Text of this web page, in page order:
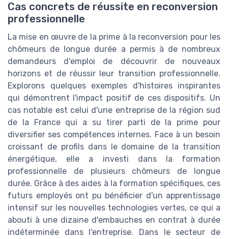
Cas concrets de réussite en reconversion
professionnelle
La mise en œuvre de la prime à la reconversion pour les
chômeurs de longue durée a permis à de nombreux
demandeurs d'emploi de découvrir de nouveaux
horizons et de réussir leur transition professionnelle.
Explorons quelques exemples d'histoires inspirantes
qui démontrent l'impact positif de ces dispositifs. Un
cas notable est celui d'une entreprise de la région sud
de la France qui a su tirer parti de la prime pour
diversifier ses compétences internes. Face à un besoin
croissant de profils dans le domaine de la transition
énergétique, elle a investi dans la formation
professionnelle de plusieurs chômeurs de longue
durée. Grâce à des aides à la formation spécifiques, ces
futurs employés ont pu bénéficier d'un apprentissage
intensif sur les nouvelles technologies vertes, ce qui a
abouti à une dizaine d'embauches en contrat à durée
indéterminée dans l'entreprise. Dans le secteur de